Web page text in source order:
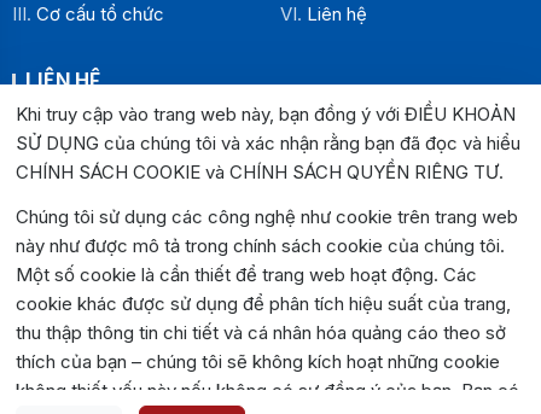
Cơ cấu tổ chức
Liên hệ
LIÊN HỆ
Địa chỉ:
Văn phòng Hiệp hội Doanh nghiệp tỉnh Đắk Lắk: Số 33
Trường Chinh , P. Buôn Ma Thuột, tỉnh Đắk Lắk
Văn phòng Đại diện khu vực phía Đông: Số 04 Lê Lợi, P.
Tuy Hòa, tỉnh Đắk Lắk
Hotline: 0262.3825999
0262.3827999
Email: hiephoidoanhnghiepdaklak@gmail.com
Website: https://hiephoidoanhnghiepdaklak.org
Bản đồ: https://maps.app.goo.gl/jYirzGGrLPUqLgvS9
Khi truy cập vào trang web này, bạn đồng ý với ĐIỀU KHOẢN
SỬ DỤNG của chúng tôi và xác nhận rằng bạn đã đọc và hiểu
CHÍNH SÁCH COOKIE và CHÍNH SÁCH QUYỀN RIÊNG TƯ.
Chúng tôi sử dụng các công nghệ như cookie trên trang web
này như được mô tả trong chính sách cookie của chúng tôi.
Một số cookie là cần thiết để trang web hoạt động. Các
cookie khác được sử dụng để phân tích hiệu suất của trang,
thu thập thông tin chi tiết và cá nhân hóa quảng cáo theo sở
thích của bạn – chúng tôi sẽ không kích hoạt những cookie
không thiết yếu này nếu không có sự đồng ý của bạn. Bạn có